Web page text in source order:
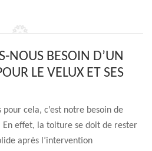
NOUS BESOIN D’UN
LE VELUX ET SES
cela, c’est notre besoin de
effet, la toiture se doit de rester
après l’intervention